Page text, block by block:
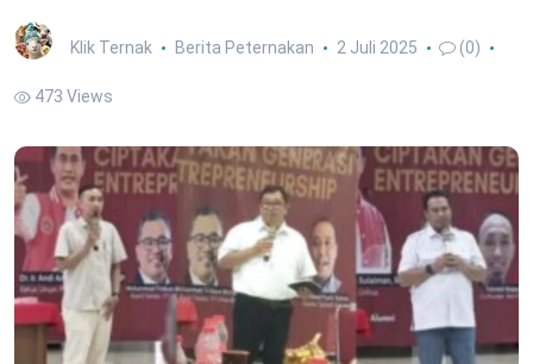
Klik Ternak Berita Peternakan 2 Juli 2025 (0)
473 Views